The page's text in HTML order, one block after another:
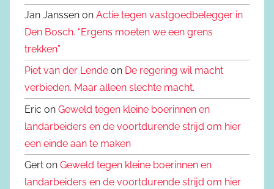
Jan Janssen on Actie tegen vastgoedbelegger in
Den Bosch. “Ergens moeten we een grens
trekken”
Piet van der Lende on De regering wil macht
verbieden. Maar alleen slechte macht.
Eric on Geweld tegen kleine boerinnen en
landarbeiders en de voortdurende strijd om hier
een einde aan te maken
Gert on Geweld tegen kleine boerinnen en
landarbeiders en de voortdurende strijd om hier